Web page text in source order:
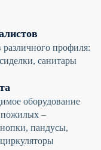
различного профиля:
санитары
оборудование
пожилых –
пандусы,